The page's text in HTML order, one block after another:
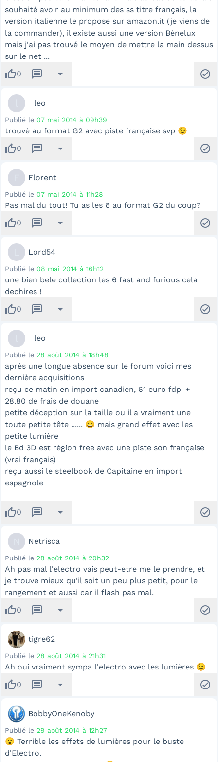
souhaité avoir au minimum des ss titre français, la
version italienne le propose sur amazon.it (je viens de
la commander), il existe aussi une version Bénélux
mais j'ai pas trouvé le moyen de mettre la main dessus
sur le net ...
thumb_up0 message arrow_drop_down check_circle
leo
Publié le 07 mai 2014 à 09h39
trouvé au format G2 avec piste française svp 😉
thumb_up0 message arrow_drop_down check_circle
Florent
Publié le 07 mai 2014 à 11h28
Pas mal du tout! Tu as les 6 au format G2 du coup?
thumb_up0 message arrow_drop_down check_circle
Lord54
Publié le 08 mai 2014 à 16h12
une bien bele collection les 6 fast and furious cela
dechires !
thumb_up0 message arrow_drop_down check_circle
leo
Publié le 28 août 2014 à 18h48
après une longue absence sur le forum voici mes
dernière acquisitions
reçu ce matin en import canadien, 61 euro fdpi +
28.80 de frais de douane
petite déception sur la taille ou il a vraiment une
toute petite tête ...... 😀 mais grand effet avec les
petite lumière
le Bd 3D est région free avec une piste son française
(vrai français)
reçu aussi le steelbook de Capitaine en import
espagnole
thumb_up0 message arrow_drop_down check_circle
Netrisca
Publié le 28 août 2014 à 20h32
Ah pas mal l'electro vais peut-etre me le prendre, et
je trouve mieux qu'il soit un peu plus petit, pour le
rangement et aussi car il flash pas mal.
thumb_up0 message arrow_drop_down check_circle
tigre62
Publié le 28 août 2014 à 21h31
Ah oui vraiment sympa l'electro avec les lumières 😉
thumb_up0 message arrow_drop_down check_circle
BobbyOneKenoby
Publié le 29 août 2014 à 12h27
😮 Terrible les effets de lumières pour le buste
d'Electro.